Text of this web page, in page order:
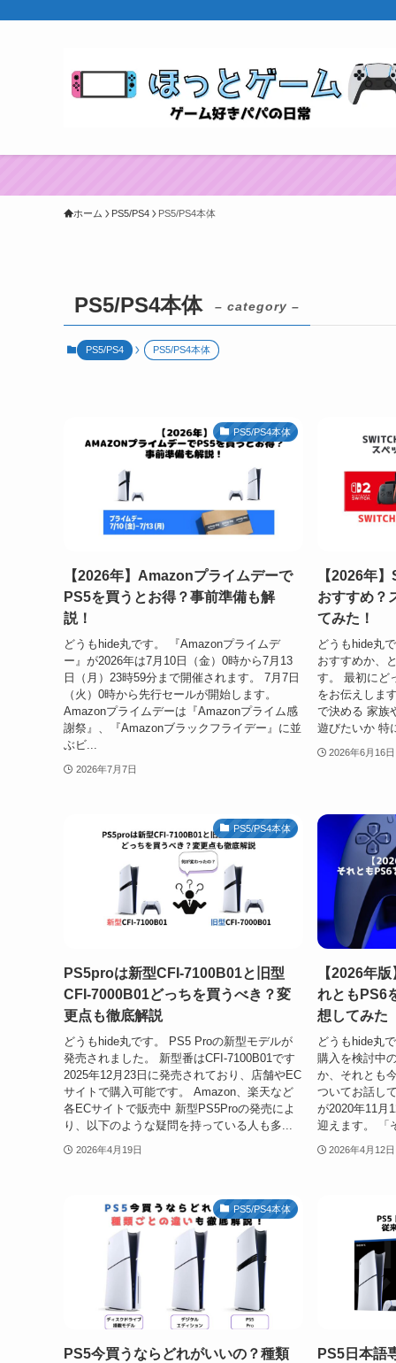
ホーム PS5/PS4 PS5/PS4本体
PS5/PS4本体 – category –
PS5/PS4 PS5/PS4本体
PS5/PS4本体
【2026年】Amazonプライムデーで
PS5を買うとお得？事前準備も解
説！
どうもhide丸です。 『Amazonプライムデ
ー』が2026年は7月10日（金）0時から7月13
日（月）23時59分まで開催されます。 7月7日
（火）0時から先行セールが開始します。
Amazonプライムデーは『Amazonプライム感
謝祭』、『Amazonブラックフライデー』に並
ぶビ...
2026年7月7日
【2026年
おすすめ？
てみた！
どうもhide丸
おすすめか、
す。 最初にど
をお伝えしま
で決める 家族
遊びたいか 特
2026年6月16日
PS5/PS4本体
PS5proは新型CFI-7100B01と旧型
CFI-7000B01どっちを買うべき？変
更点も徹底解説
どうもhide丸です。 PS5 Proの新型モデルが
発売されました。 新型番はCFI-7100B01です
2025年12月23日に発売されており、店舗やEC
サイトで購入可能です。 Amazon、楽天など
各ECサイトで販売中 新型PS5Proの発売によ
り、以下のような疑問を持っている人も多...
2026年4月19日
【2026年
れともPS6
想してみた
どうもhide丸
購入を検討中
か、それとも
ついてお話し
が2020年11月
迎えます。 「
2026年4月12日
PS5/PS4本体
PS5今買うならどれがいいの？種類
PS5日本語